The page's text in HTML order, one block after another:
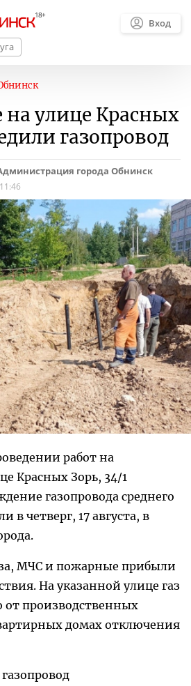
Вход
на улице Красных
газопровод
города Обнинск
работ на
Красных Зорь, 34/1
газопровода среднего
в четверг, 17 августа, в
МЧС и пожарные прибыли
На указанной улице газ
от производственных
домах отключения